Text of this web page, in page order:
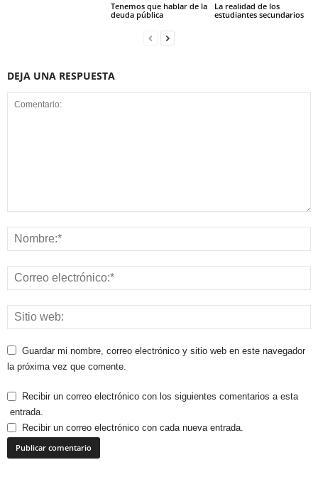
Tenemos que hablar de la
deuda pública
La realidad de los
estudiantes secundarios
DEJA UNA RESPUESTA
Guardar mi nombre, correo electrónico y sitio web en este navegador
la próxima vez que comente.
Recibir un correo electrónico con los siguientes comentarios a esta
entrada.
Recibir un correo electrónico con cada nueva entrada.